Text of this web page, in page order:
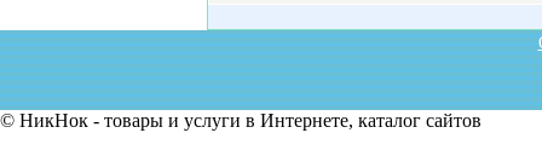
© НикНок - товары и услуги в Интернете, каталог сайтов